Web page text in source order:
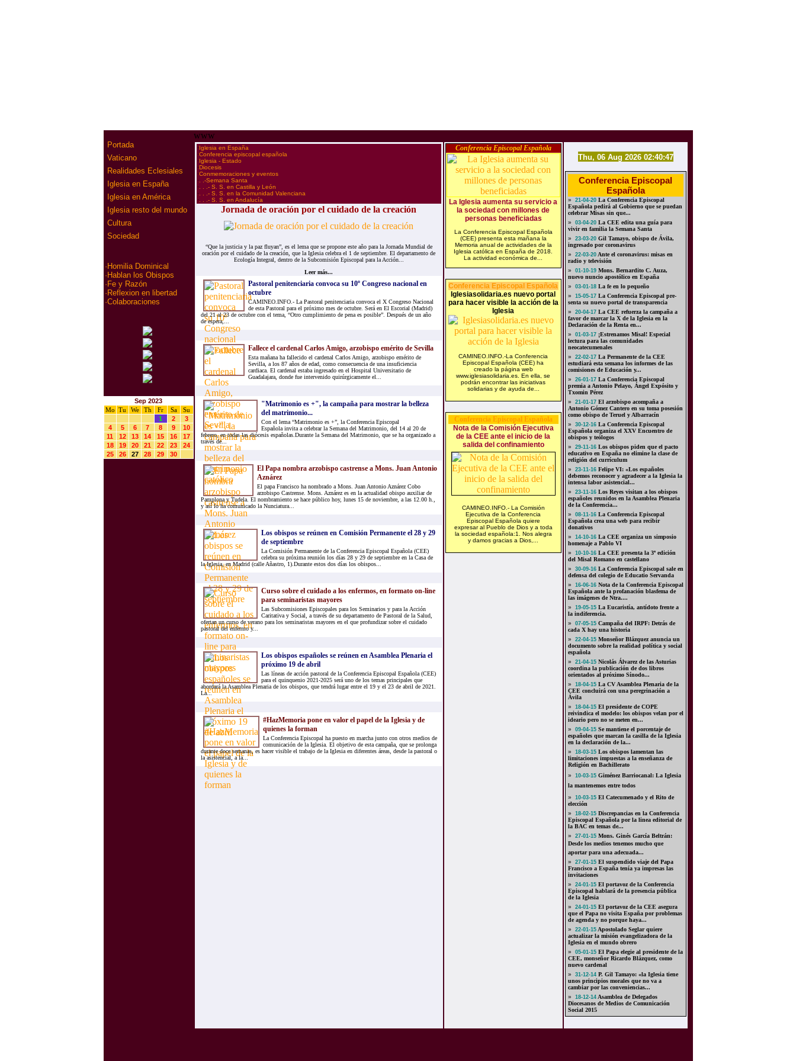
Portada
Vaticano
Realidades Eclesiales
Iglesia en España
Iglesia en América
Iglesia resto del mundo
Cultura
Sociedad
· Homilia Dominical
· Hablan los Obispos
· Fe y Razón
· Reflexion en libertad
·Colaboraciones
Sep 2023
Mo Tu We Th Fr Sa
Su
1
2
3
4
5 6 7 8 9
10
11
12 13 14 15 16
17
18
19 20 21 22 23
24
25
26 27 28 29 30
www
·Iglesia en España
·Conferencia episcopal española
·Iglesia - Estado
·Diocesis
·Conmemoraciones y eventos
· . .-Semana Santa
· . . .- S. S. en Castilla y León
· . . .- S. S. en la Comunidad Valenciana
· . . .- S. S. en Andalucía
Jornada de oración por el cuidado de la creación
“Que la justicia y la paz fluyan”, es el lema que se propone este año para la Jornada Mundial de
oración por el cuidado de la creación, que la Iglesia celebra el 1 de septiembre. El departamento de
Ecología Integral, dentro de la Subcomisión Episcopal para la Acción...
Leer más...
Pastoral penitenciaria convoca su 10º Congreso nacional en
octubre
CAMINEO.INFO.- La Pastoral penitenciaria convoca el X Congreso Nacional
de esta Pastoral para el próximo mes de octubre. Será en El Escorial (Madrid)
del 21 al 23 de octubre con el tema, “Otro cumplimiento de pena es posible”. Después de un año
de espera,...
Fallece el cardenal Carlos Amigo, arzobispo emérito de Sevilla
Esta mañana ha fallecido el cardenal Carlos Amigo, arzobispo emérito de
Sevilla, a los 87 años de edad, como consecuencia de una insuficiencia
cardiaca. El cardenal estaba ingresado en el Hospital Universitario de
Guadalajara, donde fue intervenido quirúrgicamente el...
"Matrimonio es +", la campaña para mostrar la belleza
del matrimonio...
Con el lema “Matrimonio es +”, la Conferencia Episcopal
Española invita a celebrar la Semana del Matrimonio, del 14 al 20 de
febrero, en todas las diócesis españolas.Durante la Semana del Matrimonio, que se ha organizado a
través de...
El Papa nombra arzobispo castrense a Mons. Juan Antonio
Aznárez
El papa Francisco ha nombrado a Mons. Juan Antonio Aznárez Cobo
arzobispo Castrense. Mons. Aznárez es en la actualidad obispo auxiliar de
Pamplona y Tudela. El nombramiento se hace público hoy, lunes 15 de noviembre, a las 12.00 h.,
y así lo ha comunicado la Nunciatura...
Los obispos se reúnen en Comisión Permanente el 28 y 29
de septiembre
La Comisión Permanente de la Conferencia Episcopal Española (CEE)
celebra su próxima reunión los días 28 y 29 de septiembre en la Casa de
la Iglesia, en Madrid (calle Añastro, 1).Durante estos dos días los obispos...
Curso sobre el cuidado a los enfermos, en formato on-line
para seminaristas mayores
Las Subcomisiones Episcopales para los Seminarios y para la Acción
Caritativa y Social, a través de su departamento de Pastoral de la Salud,
ofertan un curso de verano para los seminaristas mayores en el que profundizar sobre el cuidado
pastoral del enfermo y...
Los obispos españoles se reúnen en Asamblea Plenaria el
próximo 19 de abril
Las líneas de acción pastoral de la Conferencia Episcopal Española (CEE)
para el quinquenio 2021-2025 será uno de los temas principales que
abordará la Asamblea Plenaria de los obispos, que tendrá lugar entre el 19 y el 23 de abril de 2021.
La...
#HazMemoria pone en valor el papel de la Iglesia y de
quienes la forman
La Conferencia Episcopal ha puesto en marcha junto con otros medios de
comunicación de la Iglesia. El objetivo de esta campaña, que se prolonga
durante doce semanas, es hacer visible el trabajo de la Iglesia en diferentes áreas, desde la pastoral o
la asistencial, a la...
Conferencia Episcopal Española
La Iglesia aumenta su servicio a
la sociedad con millones de
personas beneficiadas
La Conferencia Episcopal Española
(CEE) presenta esta mañana la
Memoria anual de actividades de la
Iglesia católica en España de 2018.
La actividad económica de...
Conferencia Episcopal Española
Iglesiasolidaria.es nuevo portal
para hacer visible la acción de la
Iglesia
CAMINEO.INFO.-La Conferencia
Episcopal Española (CEE) ha
creado la página web
www.iglesiasolidaria.es. En ella, se
podrán encontrar las iniciativas
solidarias y de ayuda de...
Conferencia Episcopal Española
Nota de la Comisión Ejecutiva
de la CEE ante el inicio de la
salida del confinamiento
CAMINEO.INFO.- La Comisión
Ejecutiva de la Conferencia
Episcopal Española quiere
expresar al Pueblo de Dios y a toda
la sociedad española:1. Nos alegra
y damos gracias a Dios,...
Thu, 06 Aug 2026 02:40:47
Conferencia Episcopal
Española
» 21-04-20La Conferencia Episcopal
Española pedirá al Gobierno que se puedan
celebrar Misas sin que...
»
03-04-20La CEE edita una guía para
vivir en familia la Semana Santa
»
23-03-20Gil Tamayo, obispo de Ávila,
ingresado por coronavirus
»
22-03-20Ante el coronavirus: misas en
radio y televisión
»
01-10-19Mons. Bernardito C. Auza,
nuevo nuncio apostólico en España
»
03-01-18La fe en lo pequeño
»
15-05-17La Con­fe­ren­cia Epis­co­pal pre­
sen­ta su nue­vo por­tal de trans­pa­ren­cia
»
20-04-17La CEE refuerza la campaña a
favor de marcar la X de la Iglesia en la
Declaración de la Renta en...
»
01-03-17¡Estrenamos Misal! Especial
lectura para las comunidades
neocatecumenales
»
22-02-17La Permanente de la CEE
estudiará esta semana los informes de las
comisiones de Educación y...
»
26-01-17La Conferencia Episcopal
premia a Antonio Pelayo, Ángel Expósito y
Txomin Pérez
»
21-01-17El arzobispo acompaña a
Antonio Gómez Cantero en su toma posesión
como obispo de Teruel y Albarracín
»
30-12-16La Conferencia Episcopal
Española organiza el XXV Encuentro de
obispos y teólogos
»
29-11-16Los obispos piden que el pacto
educativo en España no elimine la clase de
religión del currículum
»
23-11-16Felipe VI: «Los españoles
debemos reconocer y agradecer a la Iglesia la
intensa labor asistencial...
»
23-11-16Los Reyes visitan a los obispos
españoles reunidos en la Asamblea Plenaria
de la Conferencia...
»
08-11-16La Conferencia Episcopal
Española crea una web para recibir
donativos
»
14-10-16La CEE organiza un simposio
homenaje a Pablo VI
»
10-10-16La CEE presenta la 3ª edición
del Misal Romano en castellano
»
30-09-16La Conferencia Episcopal sale en
defensa del colegio de Educatio Servanda
»
16-06-16Nota de la Conferencia Episcopal
Española ante la profanación blasfema de
las imágenes de Ntra....
»
19-05-15La Eucaristía, antídoto frente a
la indiferencia.
»
07-05-15Campaña del IRPF: Detrás de
cada X hay una historia
»
22-04-15Monseñor Blázquez anuncia un
documento sobre la realidad política y social
española
»
21-04-15Nicolás Álvarez de las Asturias
coordina la publicación de dos libros
orientados al próximo Sínodo...
»
18-04-15La CV Asamblea Plenaria de la
CEE concluirá con una peregrinación a
Ávila
»
18-04-15El presidente de COPE
reivindica el modelo: los obispos velan por el
ideario pero no se meten en...
»
09-04-15Se mantiene el porcentaje de
españoles que marcan la casilla de la Iglesia
en la declaración de la...
»
18-03-15Los obispos lamentan las
limitaciones impuestas a la enseñanza de
Religión en Bachillerato
»
10-03-15Giménez Barriocanal: La Iglesia
la mantenemos entre todos
»
10-03-15El Catecumenado y el Rito de
elección
»
18-02-15Discrepancias en la Conferencia
Episcopal Española por la linea editorial de
la BAC en temas de...
»
27-01-15Mons. Ginés García Beltrán:
Desde los medios tenemos mucho que
aportar para una adecuada...
»
27-01-15El suspendido viaje del Papa
Francisco a España tenía ya impresas las
invitaciones
»
24-01-15El portavoz de la Conferencia
Episcopal hablará de la presencia pública
de la Iglesia
»
24-01-15El portavoz de la CEE asegura
que el Papa no visita España por problemas
de agenda y no porque haya...
»
22-01-15Apostolado Seglar quiere
actualizar la misión evangelizadora de la
Iglesia en el mundo obrero
»
05-01-15El Papa elegie al presidente de la
CEE, monseñor Ricardo Blázquez, como
nuevo cardenal
»
31-12-14P. Gil Tamayo: «la Iglesia tiene
unos principios morales que no va a
cambiar por las conveniencias...
»
18-12-14Asamblea de Delegados
Diocesanos de Medios de Comunicación
Social 2015